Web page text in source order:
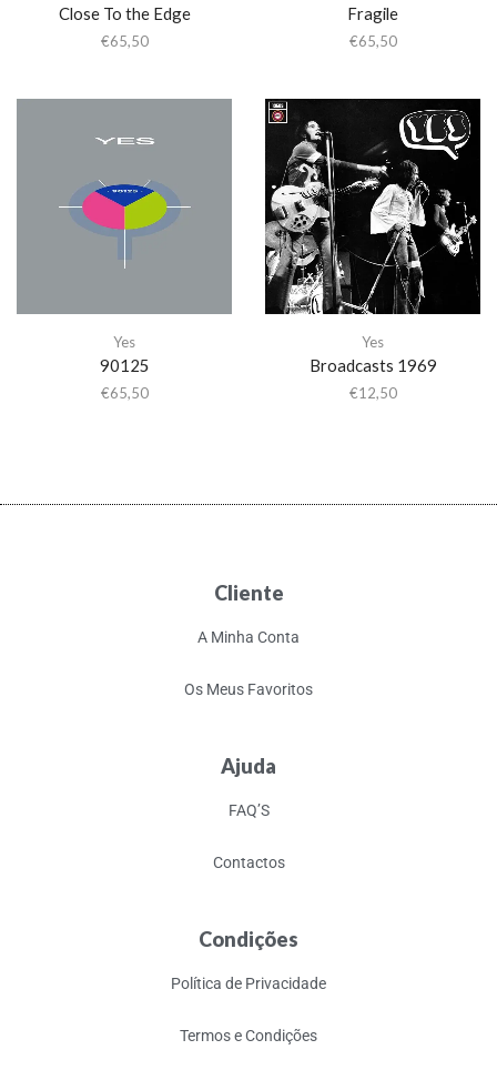
Close To the Edge
€65,50
Fragile
€65,50
Yes
90125
€65,50
Yes
Broadcasts 1969
€12,50
Cliente
A Minha Conta
Os Meus Favoritos
Ajuda
FAQ’S
Contactos
Condições
Política de Privacidade
Termos e Condições